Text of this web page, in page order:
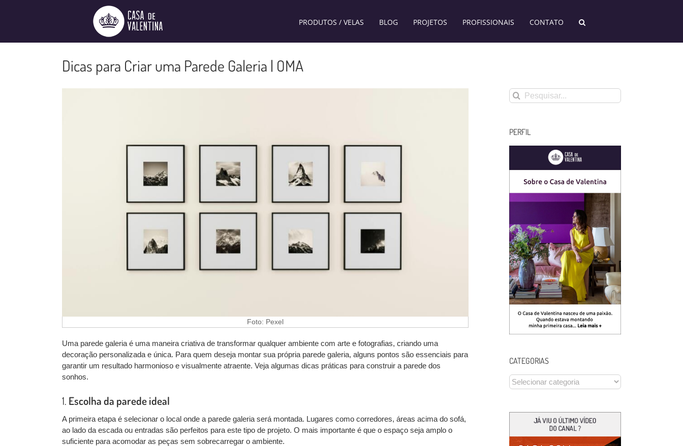
PRODUTOS / VELAS BLOG PROJETOS PROFISSIONAIS CONTATO
Dicas para Criar uma Parede Galeria | OMA
Foto: Pexel
Uma parede galeria é uma maneira criativa de transformar qualquer ambiente com arte e fotografias, criando uma
decoração personalizada e única. Para quem deseja montar sua própria parede galeria, alguns pontos são essenciais para
garantir um resultado harmonioso e visualmente atraente. Veja algumas dicas práticas para construir a parede dos
sonhos.
1. Escolha da parede ideal
A primeira etapa é selecionar o local onde a parede galeria será montada. Lugares como corredores, áreas acima do sofá,
ao lado da escada ou entradas são perfeitos para este tipo de projeto. O mais importante é que o espaço seja amplo o
suficiente para acomodar as peças sem sobrecarregar o ambiente.
Buscar
resultados
PERFIL
CATEGORIAS
CATEGORIAS